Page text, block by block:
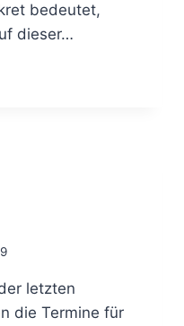
bedeutet,
dieser…
letzten
die Termine für